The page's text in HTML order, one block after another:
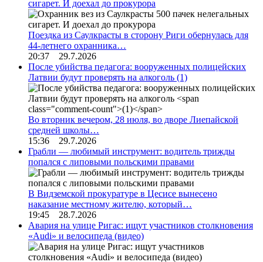
сигарет. И доехал до прокурора
Поездка из Саулкрасты в сторону Риги обернулась для
44-летнего охранника…
20:37 29.7.2026
После убийства педагога: вооруженных полицейских
Латвии будут проверять на алкоголь (1)
Во вторник вечером, 28 июля, во дворе Лиепайской
средней школы…
15:36 29.7.2026
Грабли — любимый инструмент: водитель трижды
попался с липовыми польскими правами
В Видземской прокуратуре в Цесисе вынесено
наказание местному жителю, который…
19:45 28.7.2026
Авария на улице Ригас: ищут участников столкновения
«Audi» и велосипеда (видео)